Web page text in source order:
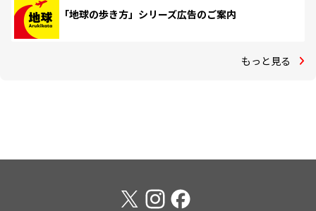
「地球の歩き方」シリーズ広告のご案内
もっと見る